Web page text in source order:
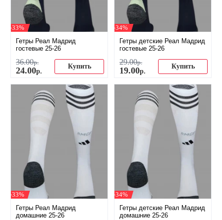
-33%
Гетры Реал Мадрид
гостевые 25-26
36.00р.
24.00р.
Купить
-34%
Гетры детские Реал Мадрид
гостевые 25-26
29.00р.
19.00р.
Купить
-33%
Гетры Реал Мадрид
домашние 25-26
-34%
Гетры детские Реал Мадрид
домашние 25-26